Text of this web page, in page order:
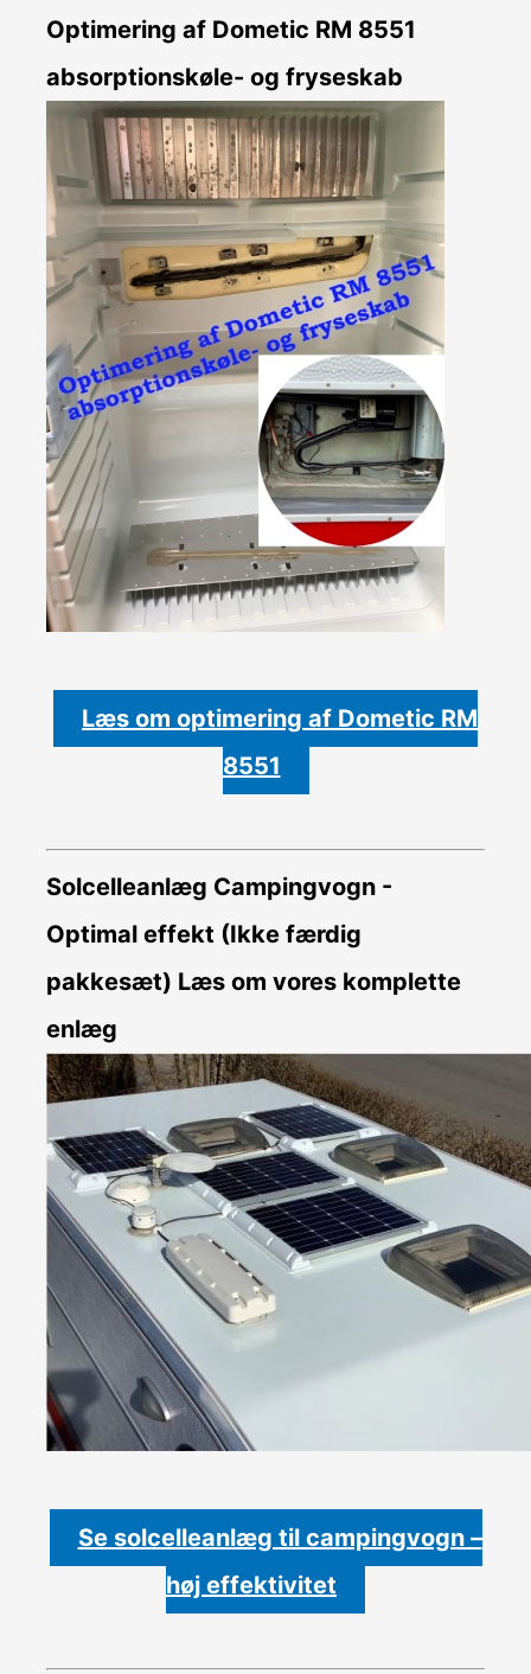
Optimering af Dometic RM 8551
absorptionskøle- og fryseskab
Læs om optimering af Dometic RM
8551
Solcelleanlæg Campingvogn -
Optimal effekt (Ikke færdig
pakkesæt) Læs om vores komplette
enlæg
Se solcelleanlæg til campingvogn –
høj effektivitet